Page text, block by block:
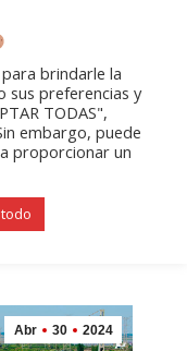
pestañapestaña
Abrir
enlace
en
una
ventana/pestaña
Abrir
enlace
en
una
Abrir
enlace
en
una
tren
Abr 30 2024
brindarle la
sus preferencias y
TODAS",
embargo, puede
proporcionar un